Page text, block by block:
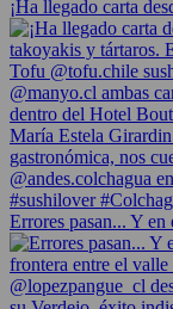
¡Ha llegado carta
Errores pasan... Y